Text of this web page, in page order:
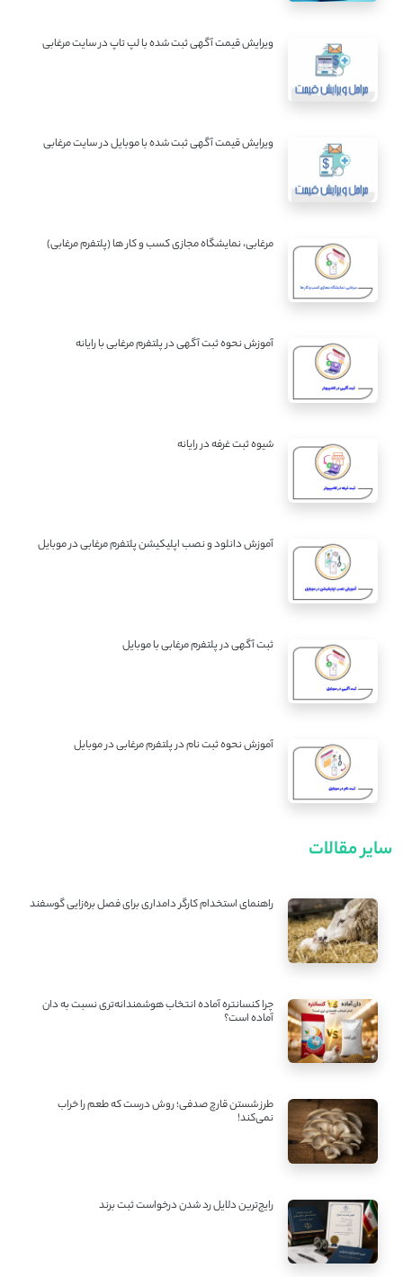
ویرایش قیمت آگهی ثبت شده با لپ تاپ در سایت مرغابی
ویرایش قیمت آگهی ثبت شده با موبایل در سایت مرغابی
مرغابی، نمایشگاه مجازی کسب و کار ها (پلتفرم مرغابی)
آموزش نحوه ثبت آگهی در پلتفرم مرغابی با رایانه
شیوه ثبت غرفه در رایانه
آموزش دانلود و نصب اپلیکیشن پلتفرم مرغابی در موبایل
ثبت آگهی در پلتفرم مرغابی با موبایل
آموزش نحوه ثبت نام در پلتفرم مرغابی در موبایل
سایر مقالات
راهنمای استخدام کارگر دامداری برای فصل بره‌زایی گوسفند
چرا کنسانتره آماده انتخاب هوشمندانه‌تری نسبت به دان
آماده است؟
طرز شستن قارچ صدفی؛ روش درست که طعم را خراب
نمی‌کند!
رایج‌ترین دلایل رد شدن درخواست ثبت برند